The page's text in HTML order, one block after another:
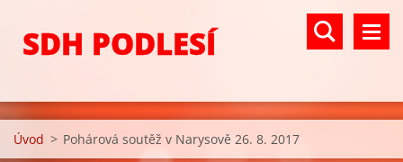
SDH PODLESÍ
Úvod > Pohárová soutěž v Narysově 26. 8. 2017